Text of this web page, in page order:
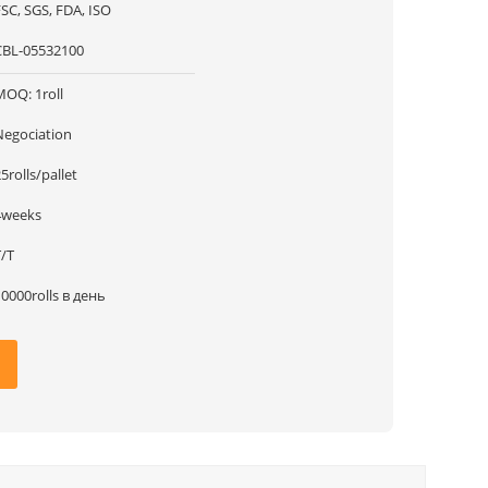
SGS, FDA, ISO
05532100
1roll
pallet
T
в день